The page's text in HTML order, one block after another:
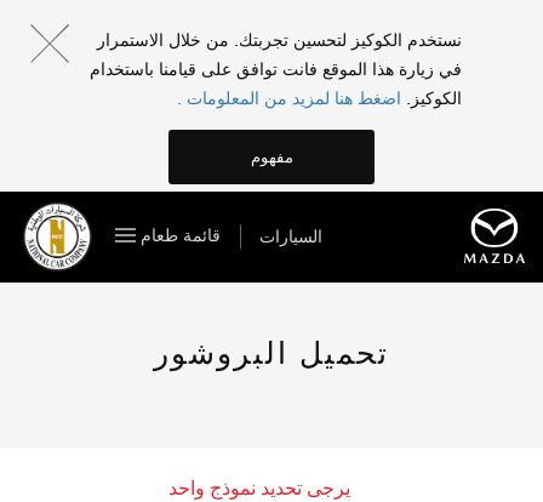
نستخدم الكوكيز لتحسين تجربتك. من خلال الاستمرار
في زيارة هذا الموقع فانت توافق على قيامنا باستخدام
الكوكيز.
اضغط هنا لمزيد من المعلومات .
مفهوم
السيارات قائمة طعام
تحميل البروشور
يرجى تحديد نموذج واحد